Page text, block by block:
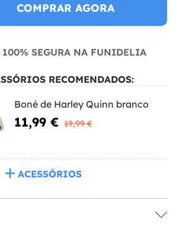
COMPRAR AGORA
100% SEGURA NA FUNIDELIA
RECOMENDADOS:
Boné de Harley Quinn branco
11,99 € 19,99 €
ACESSÓRIOS